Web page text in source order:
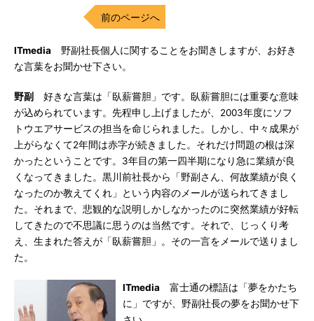
前のページへ
ITmedia 野副社長個人に関することをお聞きしますが、お好き
な言葉をお聞かせ下さい。
野副
好きな言葉は「臥薪嘗胆」です。臥薪嘗胆には重要な意味
が込められています。先程申し上げましたが、2003年度にソフ
トウエアサービスの担当を命じられました。しかし、中々成果が
上がらなくて2年間は赤字が続きました。それだけ問題の根は深
かったということです。3年目の第一四半期になり急に業績が良
くなってきました。黒川前社長から「野副さん、何故業績が良く
なったのか教えてくれ」という内容のメールが送られてきまし
た。それまで、悲観的な説明しかしなかったのに突然業績が好転
してきたので不思議に思うのは当然です。それで、じっくり考
え、生まれた答えが「臥薪嘗胆」。その一言をメールで送りまし
た。
ITmedia 富士通の標語は「夢をかたち
に」ですが、野副社長の夢をお聞かせ下